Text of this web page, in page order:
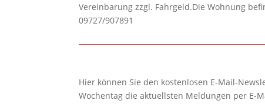
Vereinbarung zzgl. Fahrgeld.Die Wohnung
09727/907891
Hier können Sie den kostenlosen E-Mail-
Wochentag die aktuellsten Meldungen per E-